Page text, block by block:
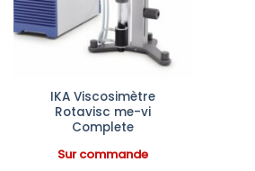
d’envies
IKA Viscosimètre
Rotavisc me-vi
Complete
Sur commande